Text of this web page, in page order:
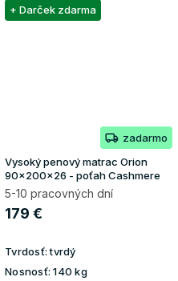
+ Darček zdarma
zadarmo
Vysoký penový matrac Orion
90x200x26 - poťah Cashmere
5-10 pracovných dní
179 €
Tvrdosť:tvrdý
Nosnosť: 140 kg